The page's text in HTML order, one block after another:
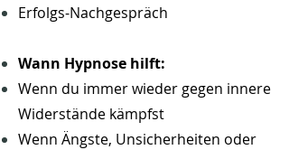
Erfolgs-Nachgespräch
Wann Hypnose hilft:
Wenn du immer wieder gegen innere
Widerstände kämpfst
Wenn Ängste, Unsicherheiten oder